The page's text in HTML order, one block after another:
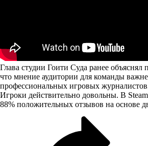
Глава студии Гоити Суда ранее
что мнение аудитории для команды
профессиональных игровых
Игроки действительно довольны. В
88% положительных отзывов на основе